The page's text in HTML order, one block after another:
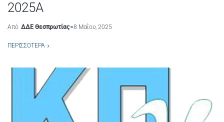
2025Α
Από ΔΔΕ Θεσπρωτίας 8 Μαΐου, 2025
ΠΕΡΙΣΣΌΤΕΡΑ